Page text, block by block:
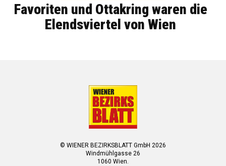
Favoriten und Ottakring waren die
Elendsviertel von Wien
© WIENER BEZIRKSBLATT GmbH 2026
Windmühlgasse 26
1060 Wien.